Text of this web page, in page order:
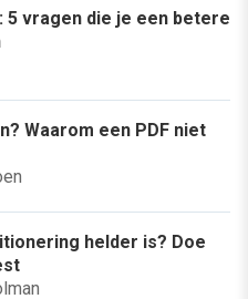
5 vragen die je een betere
Waarom een PDF niet
helder is? Doe